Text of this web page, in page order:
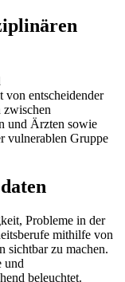
von entscheidender
zwischen
und Ärzten sowie
vulnerablen Gruppe
Probleme in der
mithilfe von
sichtbar zu machen.
und
beleuchtet.